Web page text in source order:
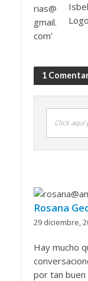
1
Click aquí
Rosana
29 diciembre,
Hay mucho
por tan buen